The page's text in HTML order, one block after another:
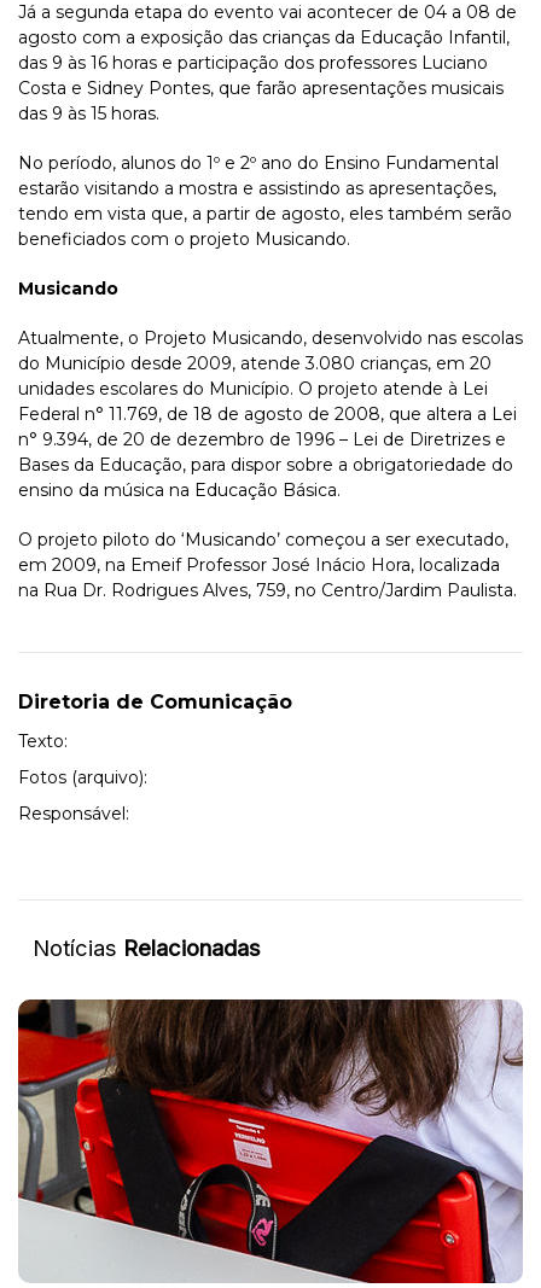
Já a segunda etapa do evento vai acontecer de 04 a 08 de
agosto com a exposição das crianças da Educação Infantil,
das 9 às 16 horas e participação dos professores Luciano
Costa e Sidney Pontes, que farão apresentações musicais
das 9 às 15 horas.
No período, alunos do 1º e 2º ano do Ensino Fundamental
estarão visitando a mostra e assistindo as apresentações,
tendo em vista que, a partir de agosto, eles também serão
beneficiados com o projeto Musicando.
Musicando
Atualmente, o Projeto Musicando, desenvolvido nas escolas
do Município desde 2009, atende 3.080 crianças, em 20
unidades escolares do Município. O projeto atende à Lei
Federal n° 11.769, de 18 de agosto de 2008, que altera a Lei
n° 9.394, de 20 de dezembro de 1996 – Lei de Diretrizes e
Bases da Educação, para dispor sobre a obrigatoriedade do
ensino da música na Educação Básica.
O projeto piloto do ‘Musicando’ começou a ser executado,
em 2009, na Emeif Professor José Inácio Hora, localizada
na Rua Dr. Rodrigues Alves, 759, no Centro/Jardim Paulista.
Diretoria de Comunicação
Texto:
Fotos (arquivo):
Responsável:
Notícias Relacionadas